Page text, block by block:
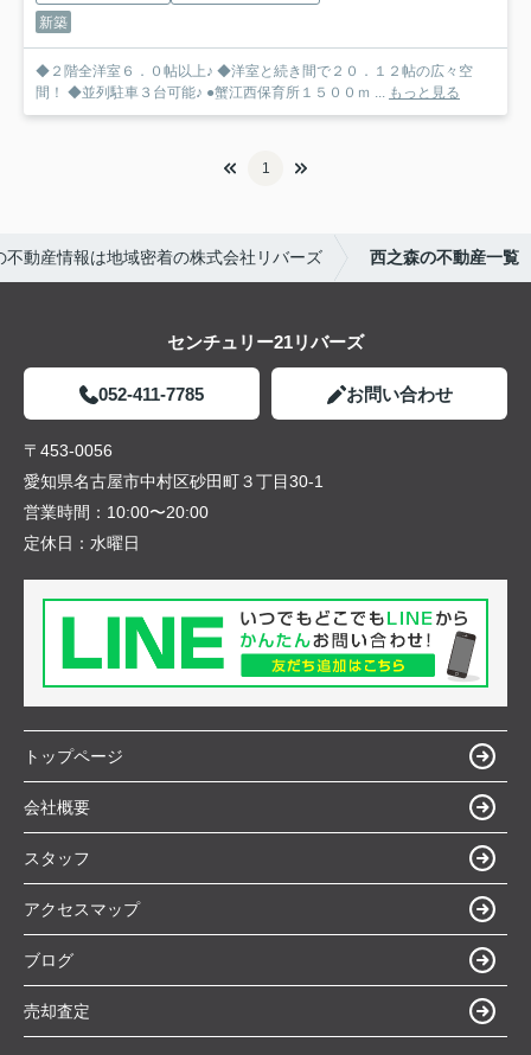
新築
◆２階全洋室６．０帖以上♪ ◆洋室と続き間で２０．１２帖の広々空
間！ ◆並列駐車３台可能♪ ●蟹江西保育所１５００ｍ ... もっと見る
1
不動産情報は地域密着の株式会社リバーズ 西之森の不動産一覧
センチュリー21リバーズ
052-411-7785 お問い合わせ
〒453-0056
愛知県名古屋市中村区砂田町３丁目30-1
営業時間： 10:00〜20:00
定休日： 水曜日
トップページ
会社概要
スタッフ
アクセスマップ
ブログ
売却査定